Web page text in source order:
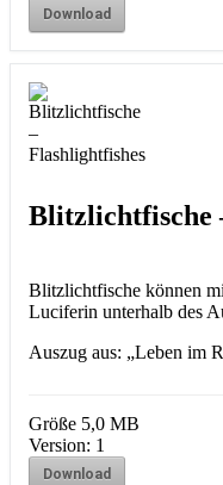
Download
Blitzlichtfische
Blitzlichtfische können
Luciferin unterhalb des
Auszug aus: „Leben im
Größe 5,0 MB
Version: 1
Download